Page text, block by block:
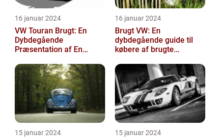
16 januar 2024
VW Touran Brugt: En
Dybdegående
Præsentation af En
16 januar 2024
Brugt VW: En
dybdegående guide til
købere af brugte
15 januar 2024 15 januar 2024